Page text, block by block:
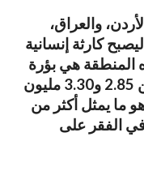
والعراق،
كارثة إنسانية
المنطقة هي بؤرة
الفقر الجديدة، حيث سيُدفع ما بين 2.85 و3.30 مليون
ما يمثل أكثر من
في الفقر على